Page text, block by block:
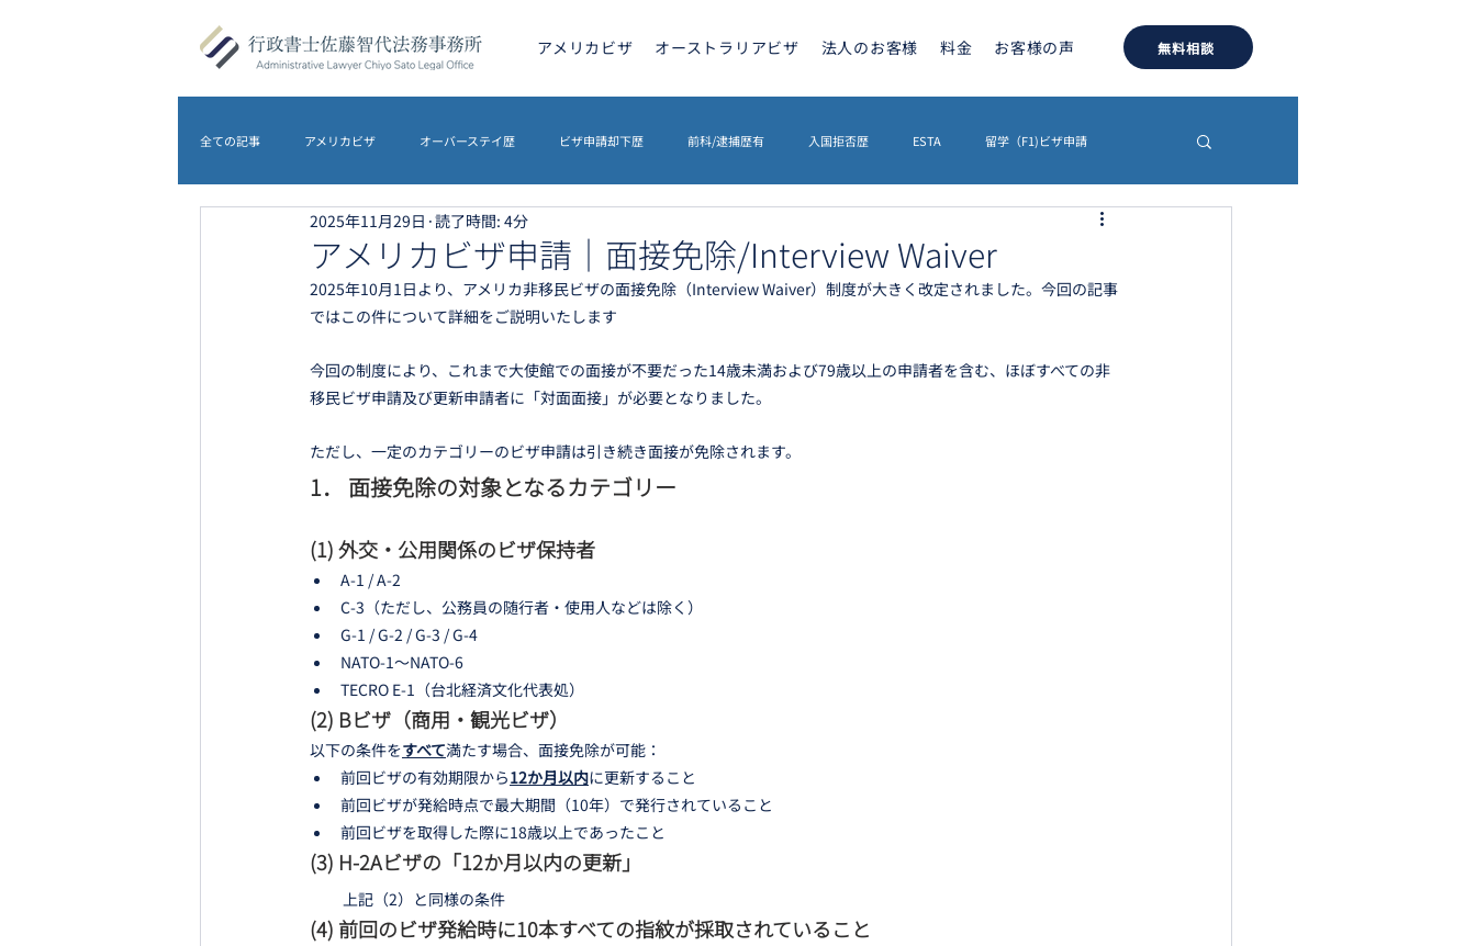
アメリカビザ オーストラリアビザ 法人のお客様 料金 お客様の声 無料相談
全ての記事 アメリカビザ オーバーステイ歴 ビザ申請却下歴 前科/逮捕歴有 入国拒否歴 ESTA 留学（F1)ビザ申請
アメリカビザ オーストラリアビザ 認証・翻訳
離婚 イギリスビザ イギリスETA
アメリカビザ申請｜面接免除/Interview Waiver
2025年11月29日 読了時間: 4分
2025年10月1日より、アメリカ非移民ビザの面接免除（Interview Waiver）制度が大きく改定されました。今回の記事
ではこの件について詳細をご説明いたします
今回の制度により、これまで大使館での面接が不要だった14歳未満および79歳以上の申請者を含む、ほぼすべての非
移民ビザ申請及び更新申請者に「対面面接」が必要となりました。
ただし、一定のカテゴリーのビザ申請は引き続き面接が免除されます。
1． 面接免除の対象となるカテゴリー
(1) 外交・公用関係のビザ保持者
A-1 / A-2
C-3（ただし、公務員の随行者・使用人などは除く）
G-1 / G-2 / G-3 / G-4
NATO-1～NATO-6
TECRO E-1（台北経済文化代表処）
(2) Bビザ（商用・観光ビザ）
以下の条件をすべて満たす場合、面接免除が可能：
前回ビザの有効期限から12か月以内に更新すること
前回ビザが発給時点で最大期間（10年）で発行されていること
前回ビザを取得した際に18歳以上であったこと
(3) H-2Aビザの「12か月以内の更新」
上記（2）と同様の条件
(4) 前回のビザ発給時に10本すべての指紋が採取されていること